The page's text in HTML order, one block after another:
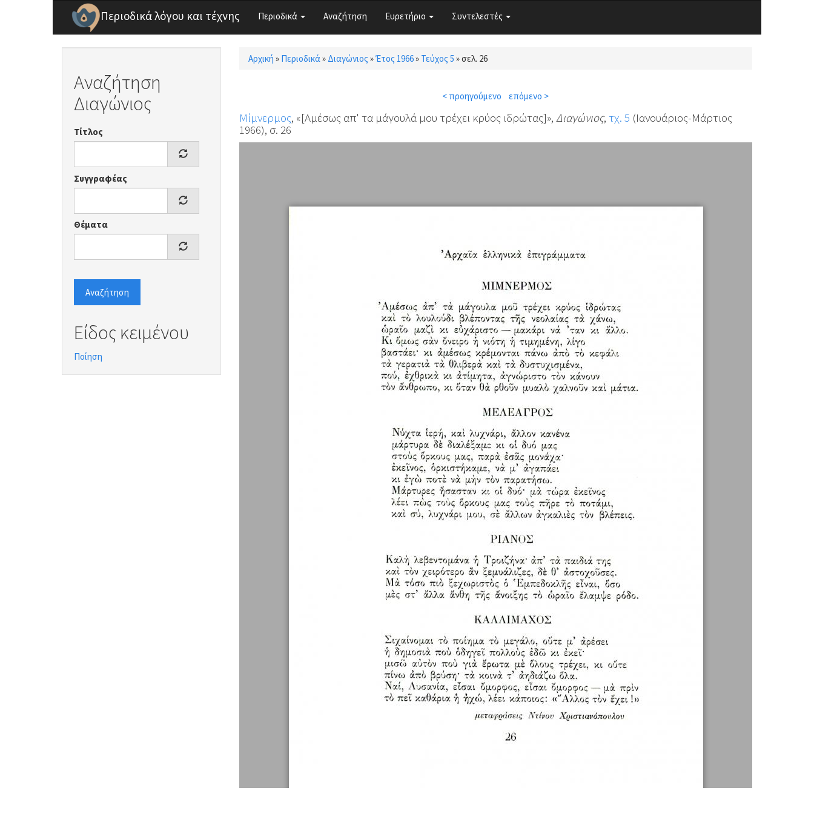
Παράκαμψη προς το κυρίως περιεχόμενο
Περιοδικά λόγου και τέχνης Περιοδικά Αναζήτηση Ευρετήριο Συντελεστές
Αναζήτηση
Διαγώνιος
Τίτλος
Συγγραφέας
Θέματα
Αναζήτηση
Είδος κειμένου
Ποίηση
Είστε εδώ
Αρχική » Περιοδικά» Διαγώνιος »Έτος 1966» Τεύχος 5 »σελ. 26
< προηγούμενο επόμενο >
Μίμνερμος, «[Αμέσως απ' τα μάγουλά μου τρέχει κρύος ιδρώτας]», Διαγώνιος, τχ. 5 (Ιανουάριος-Μάρτιος
1966), σ. 26